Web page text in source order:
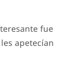
fue
apetecían